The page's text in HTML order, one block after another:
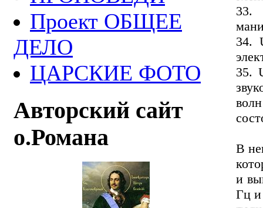
Проект ОБЩЕЕ
ДЕЛО
ЦАРСКИЕ ФОТО
Авторский сайт
о.Романа
33.
34.
35.
В
и
Гц и